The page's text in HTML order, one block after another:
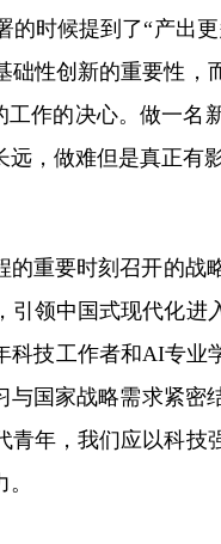
时候提到了“产出
性创新的重要性，
作的决心。做一名
，做难但是真正有
重要时刻召开的战
领中国式现代化进
技工作者和AI专业
国家战略需求紧密
年，我们应以科